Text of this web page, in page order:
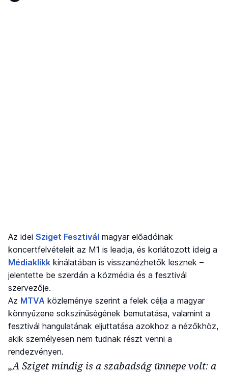
Az idei Sziget Fesztivál magyar előadóinak
koncertfelvételeit az M1 is leadja, és korlátozott ideig a
Médiaklikk kínálatában is visszanézhetők lesznek –
jelentette be szerdán a közmédia és a fesztivál
szervezője.
Az MTVA közleménye szerint a felek célja a magyar
könnyűzene sokszínűségének bemutatása, valamint a
fesztivál hangulatának eljuttatása azokhoz a nézőkhöz,
akik személyesen nem tudnak részt venni a
rendezvényen.
„A Sziget mindig is a szabadság ünnepe volt: a